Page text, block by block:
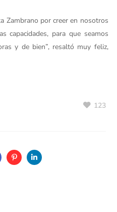
Zambrano por creer en nosotros
capacidades, para que seamos
y de bien”, resaltó muy feliz,
123